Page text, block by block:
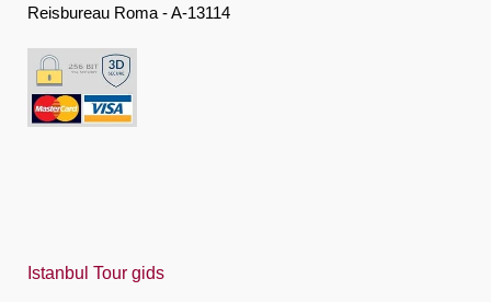
Indonesia
Italiano
Português
Reisbureau Roma - A-13114
Istanbul Tour gids